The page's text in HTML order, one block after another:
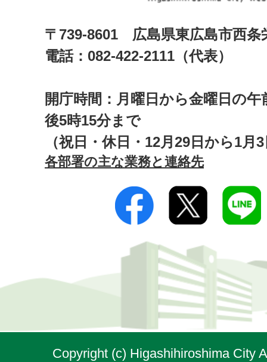
〒739-8601 広島県東広島市西
電話：082-422-2111（代表）
開庁時間：月曜日から金曜日の午
後5時15分まで
（祝日・休日・12月29日から1月
各部署の主な業務と連絡先
Copyright (c) Higashihiroshima City